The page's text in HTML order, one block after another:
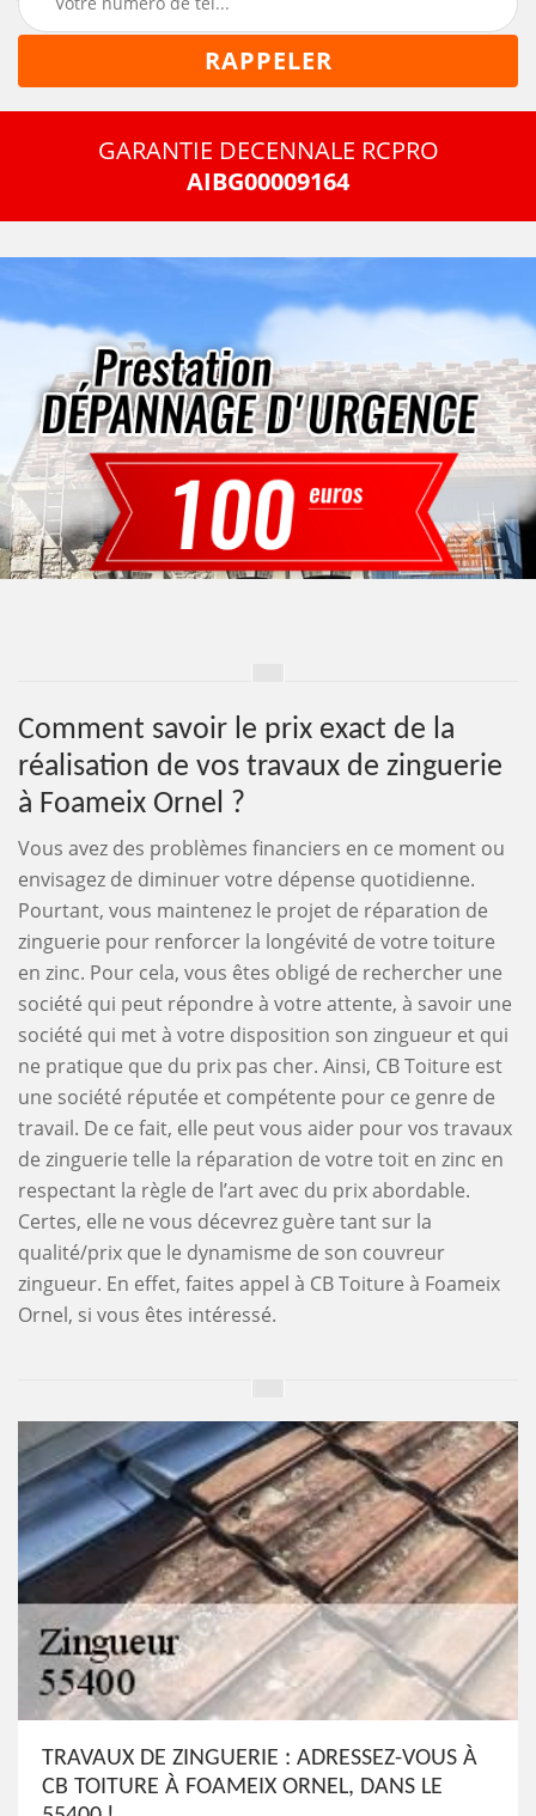
GARANTIE DECENNALE RCPRO
AIBG00009164
Comment savoir le prix exact de la
réalisation de vos travaux de zinguerie
à Foameix Ornel ?
Vous avez des problèmes financiers en ce moment ou
envisagez de diminuer votre dépense quotidienne.
Pourtant, vous maintenez le projet de réparation de
zinguerie pour renforcer la longévité de votre toiture
en zinc. Pour cela, vous êtes obligé de rechercher une
société qui peut répondre à votre attente, à savoir une
société qui met à votre disposition son zingueur et qui
ne pratique que du prix pas cher. Ainsi, CB Toiture est
une société réputée et compétente pour ce genre de
travail. De ce fait, elle peut vous aider pour vos travaux
de zinguerie telle la réparation de votre toit en zinc en
respectant la règle de l’art avec du prix abordable.
Certes, elle ne vous décevrez guère tant sur la
qualité/prix que le dynamisme de son couvreur
zingueur. En effet, faites appel à CB Toiture à Foameix
Ornel, si vous êtes intéressé.
TRAVAUX DE ZINGUERIE : ADRESSEZ-VOUS À
CB TOITURE À FOAMEIX ORNEL, DANS LE